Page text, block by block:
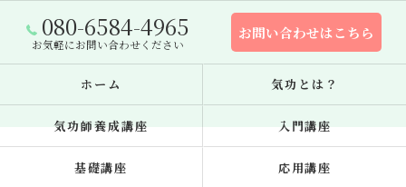
080-6584-4965
お気軽にお問い合わせください
お問い合わせはこちら
ホーム 気功とは？
気功師養成講座 入門講座
基礎講座 応用講座